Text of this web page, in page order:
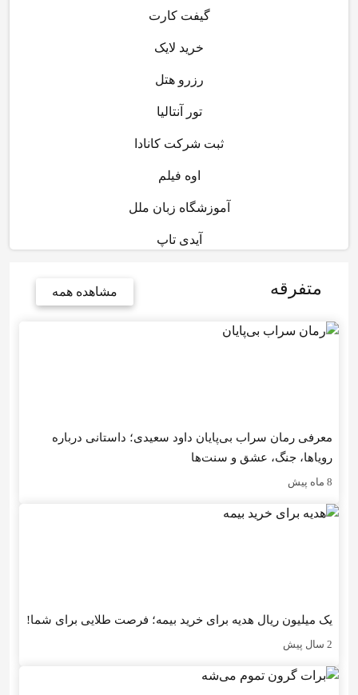
گیفت کارت
خرید لایک
رزرو هتل
تور آنتالیا
ثبت شرکت کانادا
اوه فیلم
آموزشگاه زبان ملل
آیدی تاپ
متفرقه مشاهده همه
معرفی رمان سراب بی‌پایان داود سعیدی؛ داستانی درباره
رویاها، جنگ، عشق و سنت‌ها
8 ماه پیش
یک میلیون ریال هدیه برای خرید بیمه؛ فرصت طلایی برای شما!
2 سال پیش